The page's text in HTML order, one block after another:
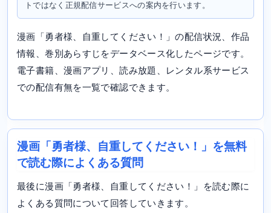
トではなく正規配信サービスへの案内を行います。
漫画「勇者様、自重してください！」の配信状況、作品
情報、巻別あらすじをデータベース化したページです。
電子書籍、漫画アプリ、読み放題、レンタル系サービス
での配信有無を一覧で確認できます。
漫画「勇者様、自重してください！」を無料
で読む際によくある質問
最後に漫画「勇者様、自重してください！」を読む際に
よくある質問について回答していきます。